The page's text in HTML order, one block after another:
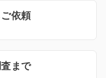
依頼
まで